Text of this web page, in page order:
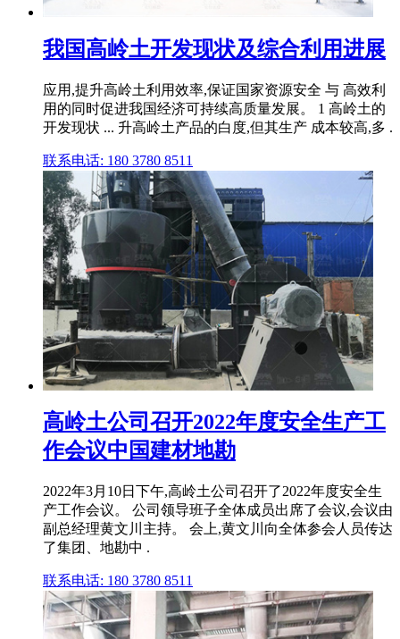
我国高岭土开发现状及综合利用进展
应用,提升高岭土利用效率,保证国家资源安全 与 高效利
用的同时促进我国经济可持续高质量发展。 1 高岭土的
开发现状 ... 升高岭土产品的白度,但其生产 成本较高,多 .
联系电话: 180 3780 8511
高岭土公司召开2022年度安全生产工
作会议中国建材地勘
2022年3月10日下午,高岭土公司召开了2022年度安全生
产工作会议。 公司领导班子全体成员出席了会议,会议由
副总经理黄文川主持。 会上,黄文川向全体参会人员传达
了集团、地勘中 .
联系电话: 180 3780 8511